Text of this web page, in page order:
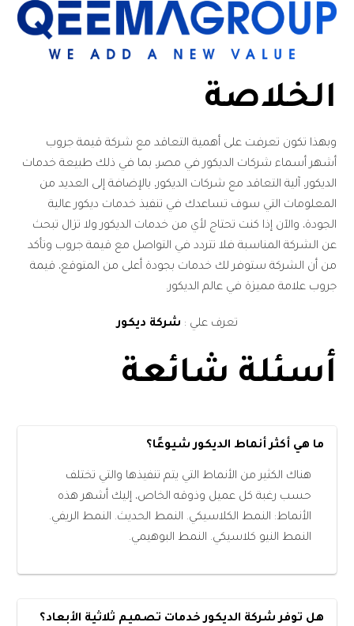
الخلاصة
وبهذا تكون تعرفت على أهمية التعاقد مع شركة قيمة جروب
أشهر أسماء شركات الديكور في مصر، بما في ذلك طبيعة خدمات
الديكور، آلية التعاقد مع شركات الديكور، بالإضافة إلى العديد من
المعلومات التي سوف تساعدك في تنفيذ خدمات ديكور عالية
الجودة، والآن إذا كنت تحتاج لأي من خدمات الديكور ولا تزال تبحث
عن الشركة المناسبة فلا تتردد في التواصل مع قيمة جروب وتأكد
من أن الشركة ستوفر لك خدمات بجودة أعلى من المتوقع، قيمة
جروب علامة مميزة في عالم الديكور.
تعرف علي : شركة ديكور
أسئلة شائعة
ما هي أكثر أنماط الديكور شيوعًا؟
هناك الكثير من الأنماط التي يتم تنفيذها والتي تختلف
حسب رغبة كل عميل وذوقه الخاص، إليك أشهر هذه
الأنماط: النمط الكلاسيكي. النمط الحديث. النمط الريفي.
النمط النيو كلاسيكي. النمط البوهيمي.
هل توفر شركة الديكور خدمات تصميم ثلاثية الأبعاد؟